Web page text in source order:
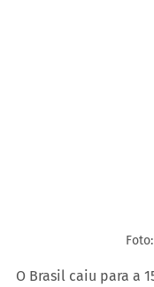
O Brasil caiu para a